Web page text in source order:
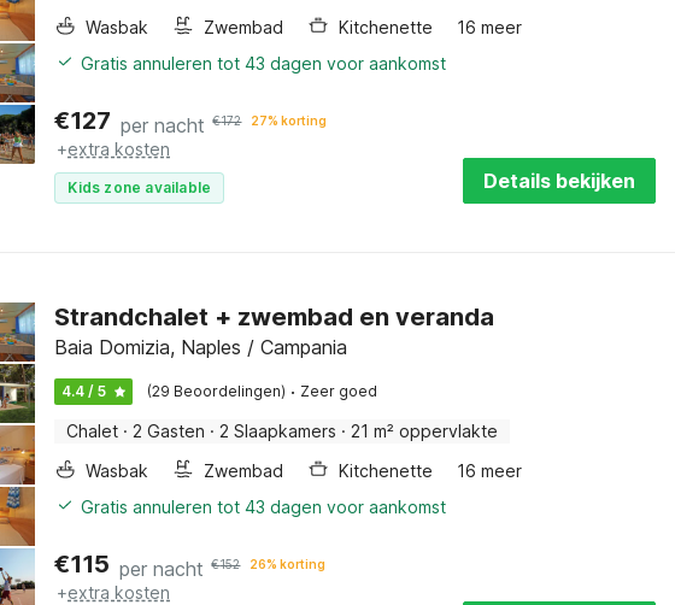
Wasbak
Zwembad Kitchenette
16 meer
Gratis annuleren tot 43 dagen voor aankomst
€127 per nacht €172 27% korting
+extra kosten
Kids zone available Details bekijken
Strandchalet + zwembad en veranda
Baia Domizia, Naples / Campania
4.4 / 5 (29 Beoordelingen) · Zeer goed
Chalet · 2 Gasten · 2 Slaapkamers · 21 m² oppervlakte
Wasbak
Zwembad Kitchenette
16 meer
Gratis annuleren tot 43 dagen voor aankomst
€115 per nacht €152 26% korting
+extra kosten